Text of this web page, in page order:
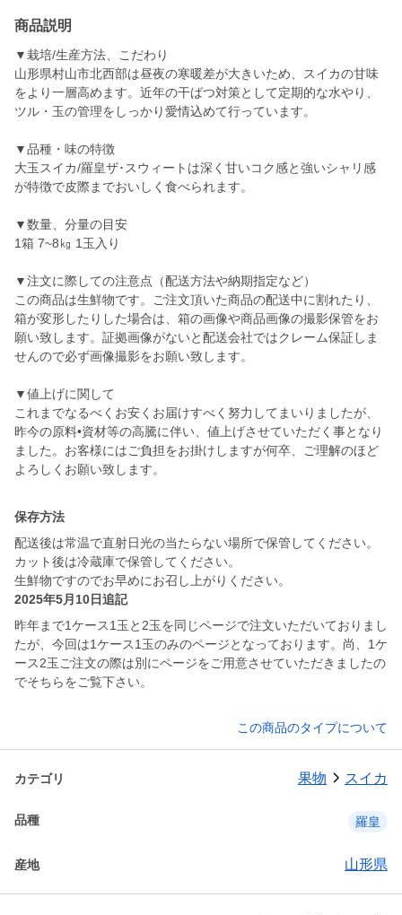
商品説明
▼栽培/生産方法、こだわり
山形県村山市北西部は昼夜の寒暖差が大きいため、スイカの甘味
をより一層高めます。近年の干ばつ対策として定期的な水やり、
ツル・玉の管理をしっかり愛情込めて行っています。
▼品種・味の特徴
大玉スイカ/羅皇ザ･スウィートは深く甘いコク感と強いシャリ感
が特徴で皮際までおいしく食べられます。
▼数量、分量の目安
1箱 7~8㎏ 1玉入り
▼注文に際しての注意点（配送方法や納期指定など）
この商品は生鮮物です。ご注文頂いた商品の配送中に割れたり、
箱が変形したりした場合は、箱の画像や商品画像の撮影保管をお
願い致します。証拠画像がないと配送会社ではクレーム保証しま
せんので必ず画像撮影をお願い致します。
▼値上げに関して
これまでなるべくお安くお届けすべく努力してまいりましたが、
昨今の原料•資材等の高騰に伴い、値上げさせていただく事となり
ました。お客様にはご負担をお掛けしますが何卒、ご理解のほど
保存方法
配送後は常温で直射日光の当たらない場所で保管してください。
カット後は冷蔵庫で保管してください。
生鮮物ですのでお早めにお召し上がりください。
2025年5月10日追記
昨年まで1ケース1玉と2玉を同じページで注文いただいておりまし
たが、今回は1ケース1玉のみのページとなっております。尚、1ケ
ース2玉ご注文の際は別にページをご用意させていただきましたの
でそちらをご覧下さい。
この商品のタイプについて
カテゴリ 果物 スイカ
品種 羅皇
産地 山形県